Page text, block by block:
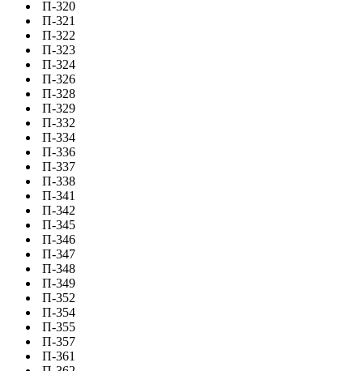
П-320
П-321
П-322
П-323
П-324
П-326
П-328
П-329
П-332
П-334
П-336
П-337
П-338
П-341
П-342
П-345
П-346
П-347
П-348
П-349
П-352
П-354
П-355
П-357
П-361